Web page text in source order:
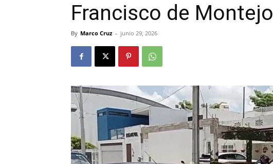
Francisco de Montejo
By Marco Cruz - junio 29, 2026